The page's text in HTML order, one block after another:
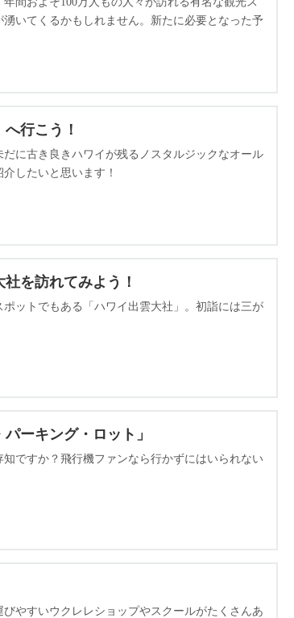
いてくるかもしれません。新たに必要となった予
行こう！
に古き良きハワイが残るノスタルジックなオール
したいと思います！
を訪れてみよう！
ットでもある「ハワイ出雲大社」。初詣には三が
ーキング・ロット」
ですか？飛行機ファンなら行かずにはいられない
やすいウクレレショップやスクールがたくさんあ